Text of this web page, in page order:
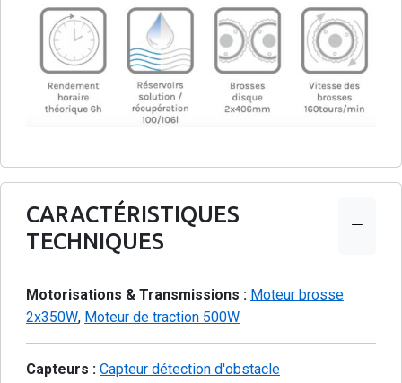
CARACTÉRISTIQUES
TECHNIQUES
Motorisations & Transmissions : Moteur brosse
2x350W, Moteur de traction 500W
Capteurs : Capteur détection d'obstacle